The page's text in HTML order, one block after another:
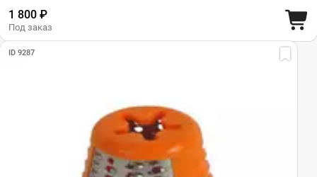
1 800 ₽
Под заказ
ID 9287